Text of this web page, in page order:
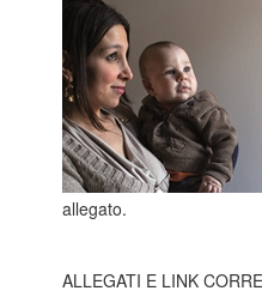
allegato.
ALLEGATI E LINK